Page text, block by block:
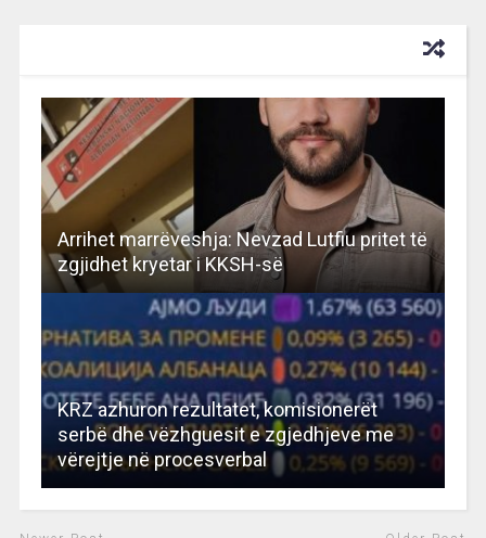
Arrihet marrëveshja: Nevzad Lutfiu pritet të
zgjidhet kryetar i KKSH-së
KRZ azhuron rezultatet, komisionerët
serbë dhe vëzhguesit e zgjedhjeve me
vërejtje në procesverbal